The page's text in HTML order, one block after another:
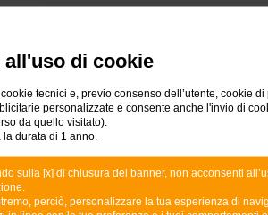
all'uso di cookie
tecnici e, previo consenso dell’utente, cookie
personalizzate e consente anche l'invio di
da quello visitato).
durata di 1 anno.
sulla [x] di chiusura del banner, non acconsenti
perciò, personalizzare la tua esperienza di
pagare con
a 50 euro